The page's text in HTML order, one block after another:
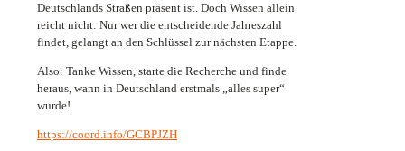
Deutschlands Straßen präsent ist. Doch Wissen allein
reicht nicht: Nur wer die entscheidende Jahreszahl
findet, gelangt an den Schlüssel zur nächsten Etappe.
Also: Tanke Wissen, starte die Recherche und finde
heraus, wann in Deutschland erstmals „alles super“
wurde!
https://coord.info/GCBPJZH